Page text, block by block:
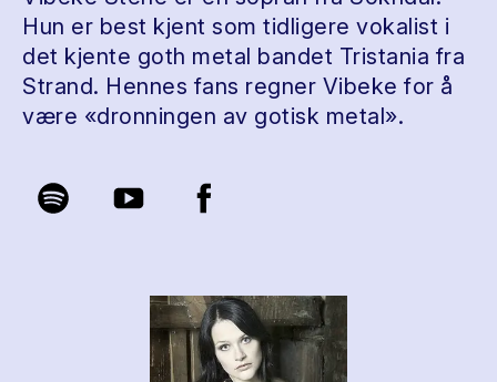
Hun er best kjent som tidligere vokalist i
det kjente goth metal bandet Tristania fra
Strand. Hennes fans regner Vibeke for å
være «dronningen av gotisk metal».